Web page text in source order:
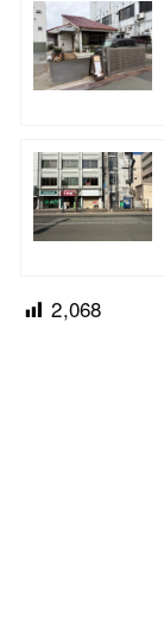
2,068